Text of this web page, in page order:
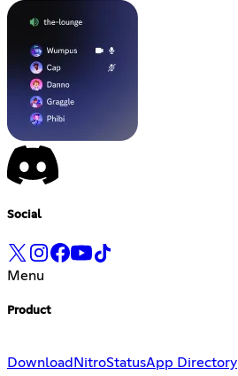
Social
Menu
Product
Download NitroStatusApp Directory